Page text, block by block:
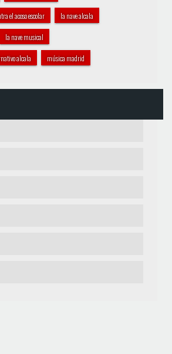
el acoso escolar la nave alcala
la nave musical
alcala música madrid